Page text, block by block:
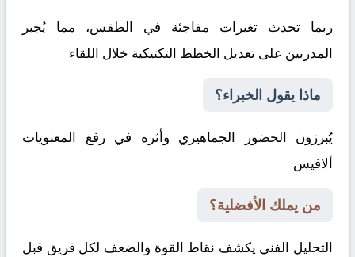
ربما تحدث تغيرات مفاجئة في الطقس، مما يُجبر
المدربين على تعديل الخطط التكتيكية خلال اللقاء
ماذا يقول الخبراء؟
يُبرزون الحضور الجماهيري وأثره في رفع المعنويات
ألافيس
من يملك الأفضلية؟
التحليل الفني يكشف نقاط القوة والضعف لكل فريق قبل